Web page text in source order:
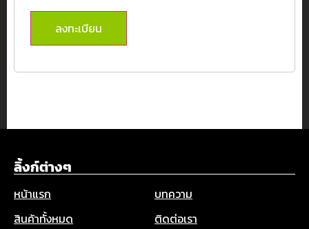
ลงทะเบียน
ลิ้งก์ต่างๆ
หน้าแรก
บทความ
สินค้าทั้งหมด
ติดต่อเรา